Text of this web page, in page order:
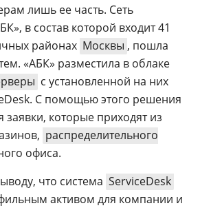
лишь ее часть. Сеть
в состав которой входит 41
районах Москвы , пошла
«АБК» разместила в облаке
с установленной на них
С помощью этого решения
заявки, которые приходят из
распределительного
офиса.
что система ServiceDesk
активом для компании и